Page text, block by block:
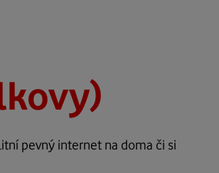
pevný internet na doma či si